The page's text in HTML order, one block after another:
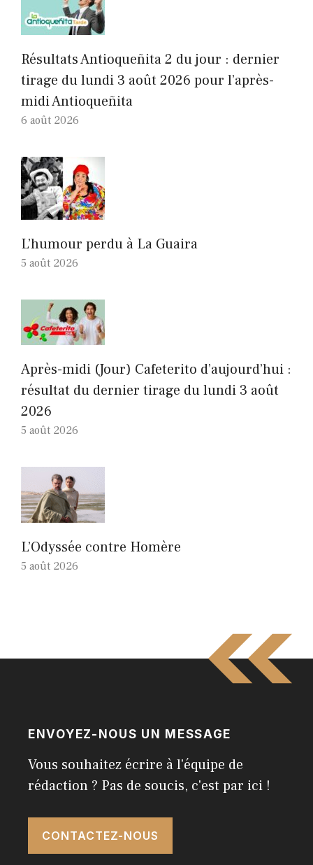
Résultats Antioqueñita 2 du jour : dernier
tirage du lundi 3 août 2026 pour l’après-
midi Antioqueñita
6 août 2026
L’humour perdu à La Guaira
5 août 2026
Après-midi (Jour) Cafeterito d’aujourd’hui :
résultat du dernier tirage du lundi 3 août
2026
5 août 2026
L’Odyssée contre Homère
5 août 2026
ENVOYEZ-NOUS UN MESSAGE
Vous souhaitez écrire à l'équipe de
rédaction ? Pas de soucis, c'est par ici !
CONTACTEZ-NOUS